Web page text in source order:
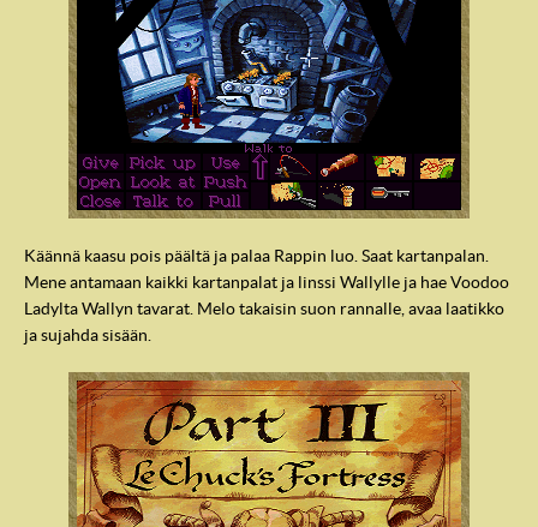
Käännä kaasu pois päältä ja palaa Rappin luo. Saat kartanpalan.
Mene antamaan kaikki kartanpalat ja linssi Wallylle ja hae Voodoo
Ladylta Wallyn tavarat. Melo takaisin suon rannalle, avaa laatikko
ja sujahda sisään.